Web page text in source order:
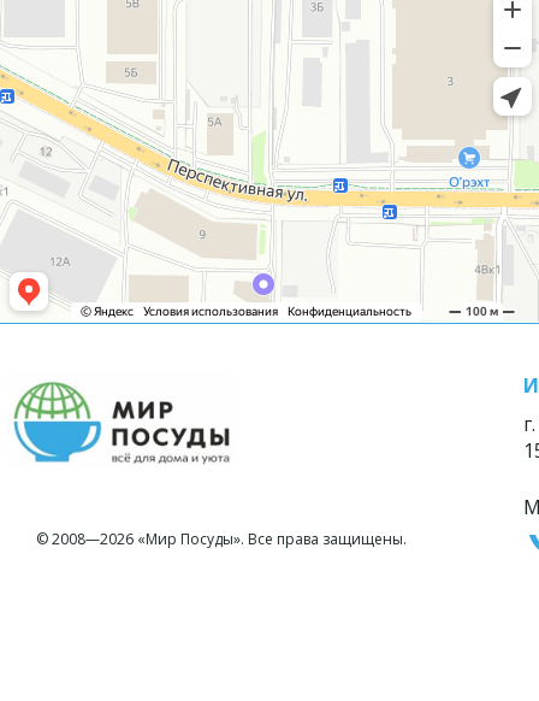
© 2008—2026 «Мир Посуды». Все права защищены.